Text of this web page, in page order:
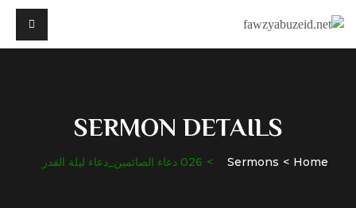
SERMON DETAILS
Home
Sermons 026 دعاء الصائمين_دعاء ليلة القدر